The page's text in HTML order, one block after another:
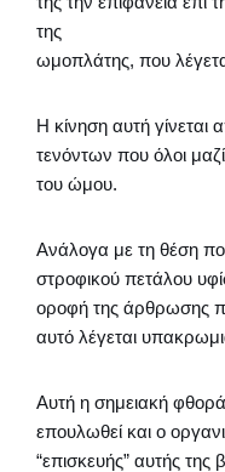
της
ωμοπλάτης, που
Η κίνηση αυτή
τενόντων που όλοι
του ώμου.
Ανάλογα με τη θέση
στροφικού πετάλου
οροφή της άρθρωσης
αυτό λέγεται
Αυτή η σημειακή
επουλωθεί και ο
“επισκευής” αυτής